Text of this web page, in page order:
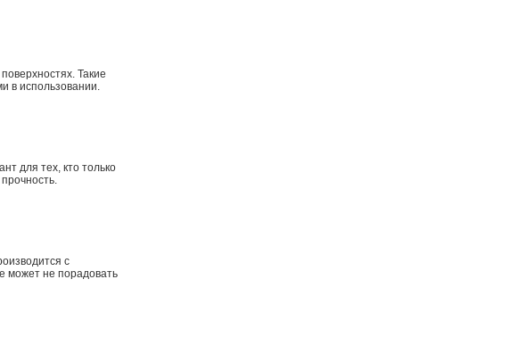
Такие
в использовании.
для тех, кто только
с
может не порадовать